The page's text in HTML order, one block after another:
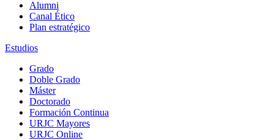
Alumni
Canal Ético
Plan estratégico
Estudios
Grado
Doble Grado
Máster
Doctorado
Formación Continua
URJC Mayores
URJC Online